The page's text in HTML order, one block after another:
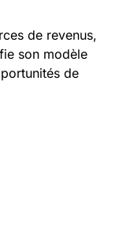
de revenus,
son modèle
de